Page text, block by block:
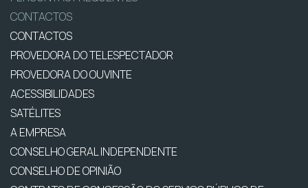
CONTACTOS
CONTACTOS
PROVEDORA DO TELESPECTADOR
PROVEDORA DO OUVINTE
ACESSIBILIDADES
SATÉLITES
A EMPRESA
CONSELHO GERAL INDEPENDENTE
CONSELHO DE OPINIÃO